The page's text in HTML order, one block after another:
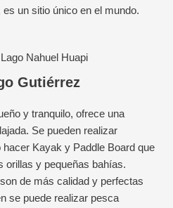
un sitio único en el mundo.
Gutiérrez
y tranquilo, ofrece una
Se pueden realizar
Kayak y Paddle Board que
orillas y pequeñas bahías.
de más calidad y perfectas
se puede realizar pesca